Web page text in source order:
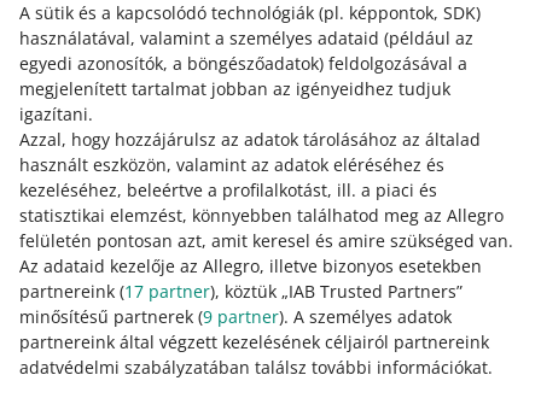
A sütik és a kapcsolódó technológiák (pl. képpontok, SDK)
használatával, valamint a személyes adataid (például az
egyedi azonosítók, a böngészőadatok) feldolgozásával a
megjelenített tartalmat jobban az igényeidhez tudjuk
igazítani.
Azzal, hogy hozzájárulsz az adatok tárolásához az általad
használt eszközön, valamint az adatok eléréséhez és
kezeléséhez, beleértve a profilalkotást, ill. a piaci és
statisztikai elemzést, könnyebben találhatod meg az Allegro
felületén pontosan azt, amit keresel és amire szükséged van.
Az adataid kezelője az Allegro, illetve bizonyos esetekben
partnereink (17 partner), köztük „IAB Trusted Partners”
minősítésű partnerek (9 partner). A személyes adatok
partnereink által végzett kezelésének céljairól partnereink
adatvédelmi szabályzatában találsz további információkat.
kampányokból
Allegro Napok AlleKedvezmény — 2026.07.06., 00:00 –
2026.07.19., 23:59
Allegro Napok AlleKedvezmény
Árulista – 25.06.
Lista (xlsx, 369 kB)
Árulista – 29.06.
Lista (xlsx, 2,7 MB)
Árulista – 1.07.
Általános Szerződési
Allegro Napok AlleKedvezmény
Hogyan értékeled ezeket a módosításokat/új
funkciókat?
0 - Szörnyű
10 - Nagyszerű